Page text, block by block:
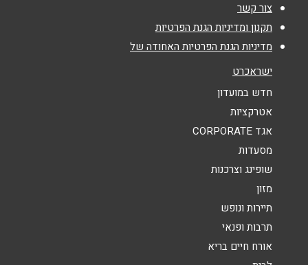
אנא חזרו אלי בקשר ל...
הודעה
צור קשר
תקנון ומדיניות הגנת הפרטיות
מדיניות הגנת הפרטיות האחודה של
ישראכרט
חדש במועדון
אטרקציות
אגד CORPORATE
מסעדות
שופינג וצרכנות
מזון
תיירות ונופש
תרבות ופנאי
אורח חיים בריא